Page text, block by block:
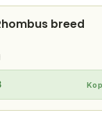
breed